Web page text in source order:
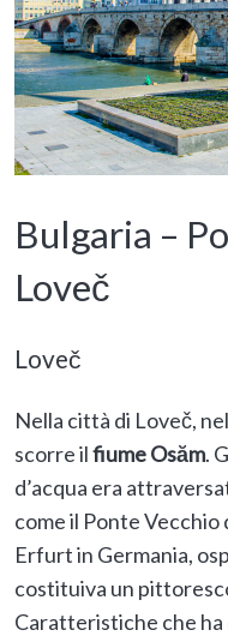
Bulgaria –
Loveč
Loveč
Nella città di Loveč,
scorre ilfiume Osăm.
d’acqua era
come il Ponte Vecchio
Erfurt in Germania,
costituiva un
Caratteristiche che